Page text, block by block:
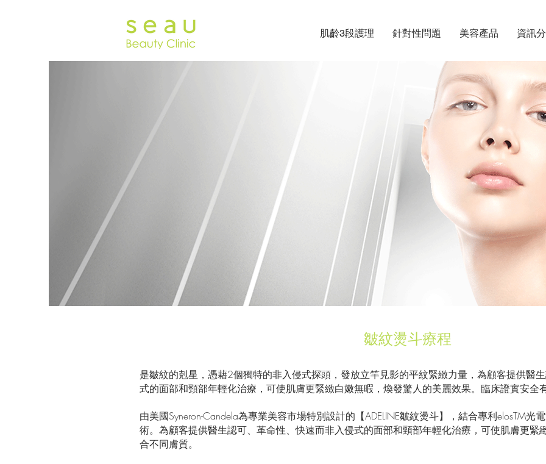
肌齡3段護理 針對性問題 美容產品 資訊
皺紋燙斗療程
是皺紋的剋星，憑藉2個獨特的非入侵式探頭，發放立竿見影的平紋緊緻力量，為顧客提供醫
式的面部和頸部年輕化治療，可使肌膚更緊緻白嫩無暇，煥發驚人的美麗效果。臨床證實安全
由美國Syneron-Candela為專業美容市場特別設計的【ADELINE皺紋燙斗】，結合專利elosTM光
術。為顧客提供醫生認可、革命性、快速而非入侵式的面部和頸部年輕化治療，可使肌膚更緊
合不同膚質。